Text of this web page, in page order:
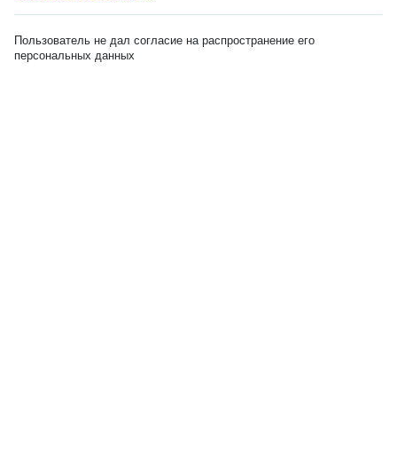
Пользователь не дал согласие на распространение его
персональных данных